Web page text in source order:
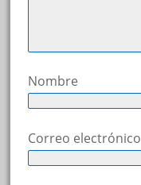
Nombre
Correo electrónico